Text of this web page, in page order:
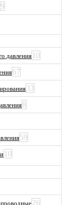
9
давления 10
67
33
8
59
10
26